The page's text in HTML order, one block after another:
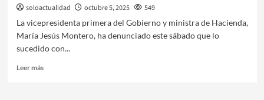
soloactualidad octubre 5, 2025
549
La vicepresidenta primera del Gobierno y ministra de Hacienda,
María Jesús Montero, ha denunciado este sábado que lo
sucedido con...
Leer más